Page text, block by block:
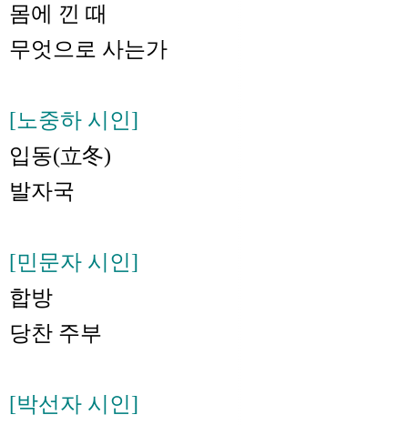
몸에 낀 때
무엇으로 사는가
[노중하 시인]
입동(立冬)
발자국
[민문자 시인]
합방
당찬 주부
[박선자 시인]